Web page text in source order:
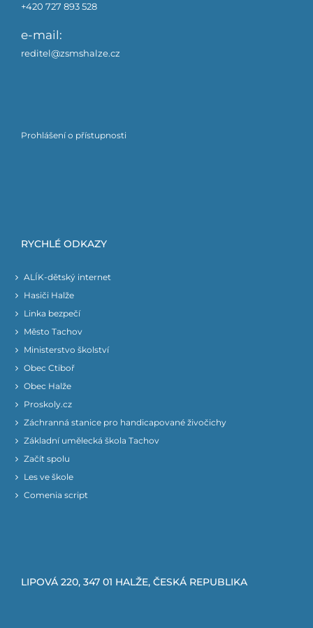
+420 727 893 528
e-mail:
reditel@zsmshalze.cz
Prohlášení o přístupnosti
RYCHLÉ ODKAZY
ALÍK-dětský internet
Hasiči Halže
Linka bezpečí
Město Tachov
Ministerstvo školství
Obec Ctiboř
Obec Halže
Proskoly.cz
Záchranná stanice pro handicapované živočichy
Základní umělecká škola Tachov
Začít spolu
Les ve škole
Comenia script
LIPOVÁ 220, 347 01 HALŽE, ČESKÁ REPUBLIKA